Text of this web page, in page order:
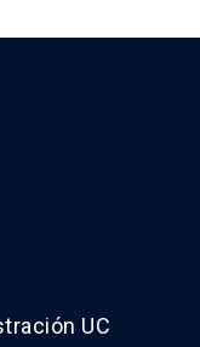
UC